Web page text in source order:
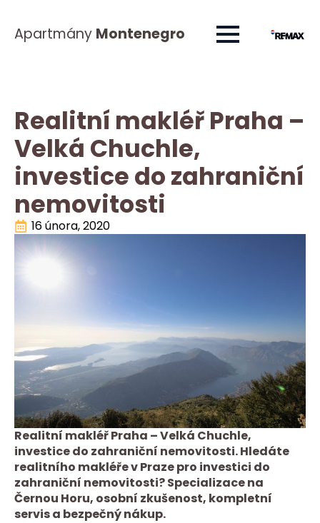
Apartmány Montenegro
Realitní makléř Praha –
Velká Chuchle,
investice do zahraniční
nemovitosti
16 února, 2020
Realitní makléř Praha – Velká Chuchle,
investice do zahraniční nemovitosti. Hledáte
realitního makléře v Praze pro investici do
zahraniční nemovitosti? Specializace na
Černou Horu, osobní zkušenost, kompletní
servis a bezpečný nákup.